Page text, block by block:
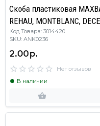
Скоба пластиковая
REHAU, MONTBLANC,
Код Товара: 3014420
SKU: ANK0236
2.00р.
Нет отзывов
В наличии